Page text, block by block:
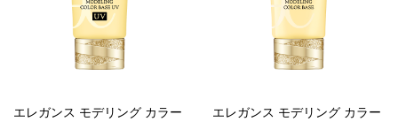
ラ プードルシリーズ
商品情報
商品情報トップ
エレガンス モデリング カラー
エレガンス モデリング カラー